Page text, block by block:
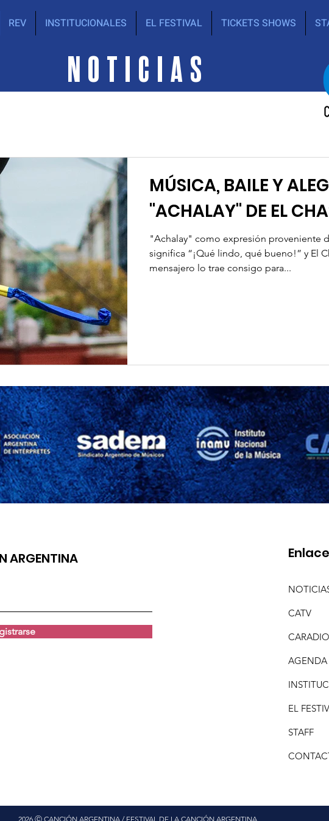
REV INSTITUCIONALES EL FESTIVAL TICKETS SHOWS
NOTICIAS
MÚSICA, BAILE Y
"ACHALAY" DE EL
"Achalay" como expresión proveniente
significa “¡Qué lindo, qué bueno!” y El
mensajero lo trae consigo para...
ARGENTINA
CATV
CARADIO
AGENDA
EL
STAFF
2026 Ⓒ CANCIÓN ARGENTINA / FESTIVAL DE LA CANCIÓN ARGENTINA